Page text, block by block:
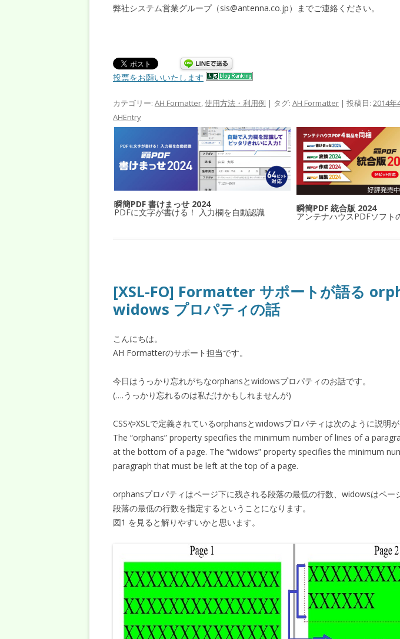
弊社システム営業グループ（sis@antenna.co.jp）までご連絡ください。
投票をお願いいたします
カテゴリー: AH Formatter,使用方法・利用例 | タグ: AH Formatter | 投稿日: 2014年
AHEntry
瞬簡PDF 書けまっせ 2024
PDFに文字が書ける！ 入力欄を自動認識 瞬簡PDF 統合版 2024
アンテナハウスPDFソフト
[XSL-FO] Formatter サポートが語る
widows プロパティの話
こんにちは。
AH Formatterのサポート担当です。
今日はうっかり忘れがちなorphansとwidowsプロパティのお話です。
(….うっかり忘れるのは私だけかもしれませんが)
CSSやXSLで定義されているorphansとwidowsプロパティは次のように説明が
The “orphans” property specifies the minimum number of lines of a
at the bottom of a page. The “widows” property specifies the minimum
paragraph that must be left at the top of a page.
orphansプロパティはページ下に残される段落の最低の行数、widowsはペー
段落の最低の行数を指定するということになります。
図1 を見ると解りやすいかと思います。